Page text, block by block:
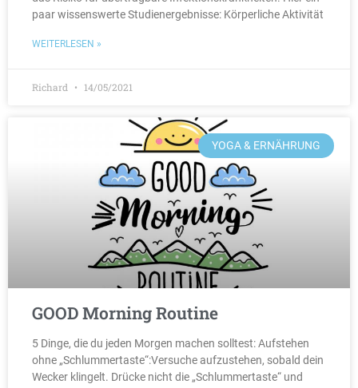
paar wissenswerte Studienergebnisse: Körperliche Aktivität
WEITERLESEN »
Richard 14/05/2021
YOGA & ERNÄHRUNG
GOOD Morning Routine
5 Dinge, die du jeden Morgen machen solltest: Aufstehen
ohne „Schlummertaste“:Versuche aufzustehen, sobald dein
Wecker klingelt. Drücke nicht die „Schlummertaste“ und